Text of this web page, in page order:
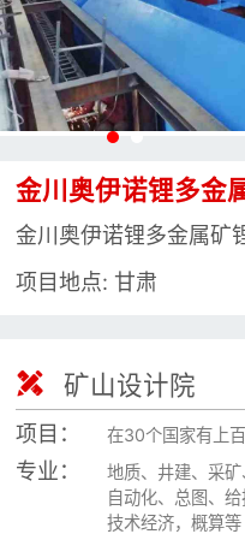
金川奥伊诺锂多金
金川奥伊诺锂多金属矿
项目地点: 甘肃
 矿山设计院
项目： 在30个国家有上
专业：
地质、井建、采矿
自动化、总图、
技术经济，概算等